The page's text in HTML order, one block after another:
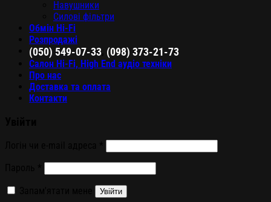
Навушники
Силові фільтри
Обмін Hi-Fi
Розпродажі
(050) 549-07-33 (098) 373-21-73
Салон Hi-Fi, High End аудіо техніки
Про нас
Доставка та оплата
Контакти
Увійти